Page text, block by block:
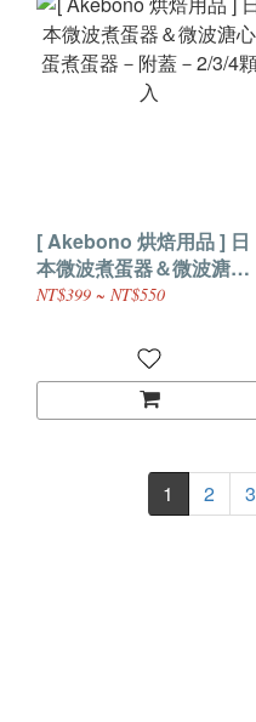
[ Akebono 烘焙用品 ] 日
本微波煮蛋器＆微波溏心
蛋煮蛋器－附蓋－2/3/4顆
NT$399 ~ NT$550
1 2 3